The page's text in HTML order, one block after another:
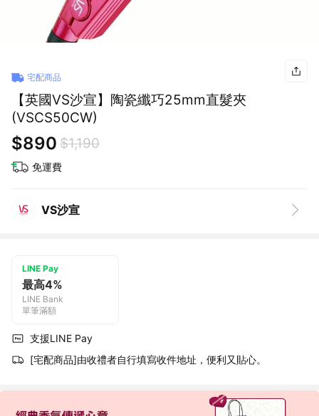
宅配商品
【英國VS沙宣】陶瓷纖巧25mm直髮夾
(VSCS50CW)
$890 $1,190
免運費
VS沙宣
LINE Pay
最高4%
LINE Bank
單筆滿額
支援LINE Pay
[宅配商品]由收禮者自行填寫收件地址，便利又貼心。